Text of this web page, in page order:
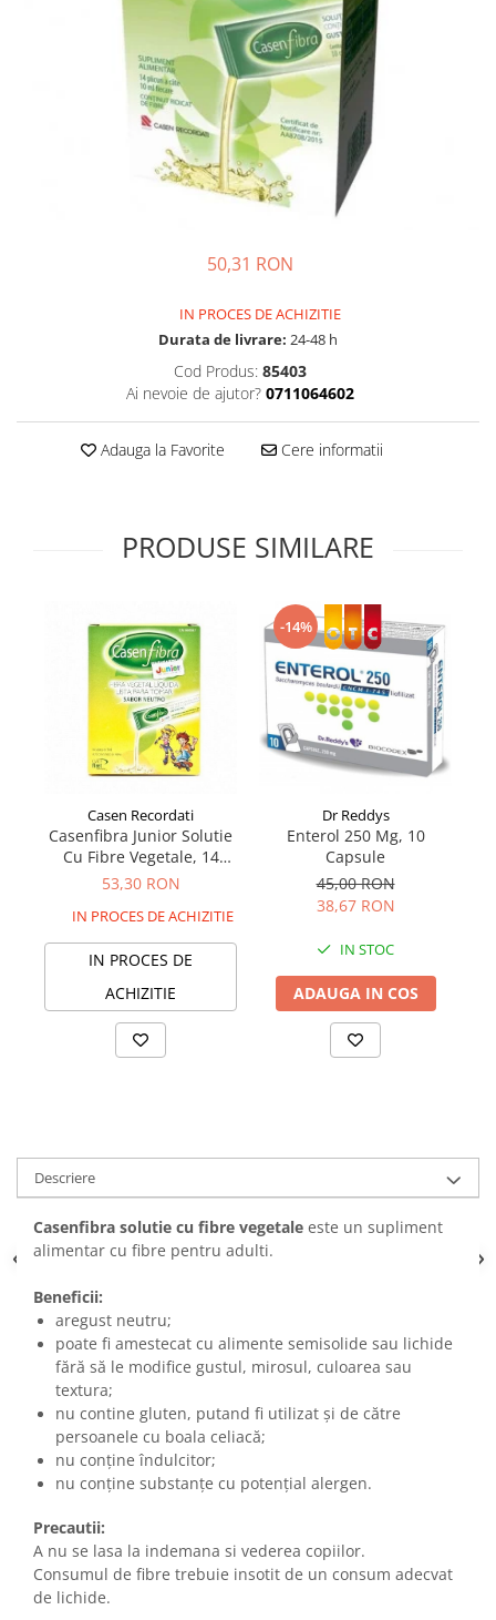
Probiotice si prebiotice
Supliment Complexe
Supliment Vitamina B
Supliment Vitamina E
Tincturi si Gemoderivate
Tuse gat si respiratie
Vitamine si minerale
Balsam masca si tratament
Produse cu SPF Pentru Fata
Repelenti insecte
50,31 RON
IN PROCES DE ACHIZITIE
Durata de livrare: 24-48 h
Cod Produs: 85403
Ai nevoie de ajutor? 0711064602
Adauga la Favorite Cere informatii
PRODUSE SIMILARE
Casen Recordati
Casenfibra Junior Solutie
Cu Fibre Vegetale, 14
plicuri
53,30 RON
IN PROCES DE ACHIZITIE
IN PROCES DE
ACHIZITIE
-14%
Dr Reddys
Enterol 250 Mg, 10
Capsule
45,00 RON
38,67 RON
IN STOC
ADAUGA IN COS
Descriere
Casenfibra solutie cu fibre vegetale este un supliment
alimentar cu fibre pentru adulti.
Beneficii:
aregust neutru;
poate fi amestecat cu alimente semisolide sau lichide
fără să le modifice gustul, mirosul, culoarea sau
textura;
nu contine gluten, putand fi utilizat și de către
persoanele cu boala celiacă;
nu conține îndulcitor;
nu conține substanțe cu potențial alergen.
Precautii:
A nu se lasa la indemana si vederea copiilor.
Consumul de fibre trebuie insotit de un consum adecvat
de lichide.